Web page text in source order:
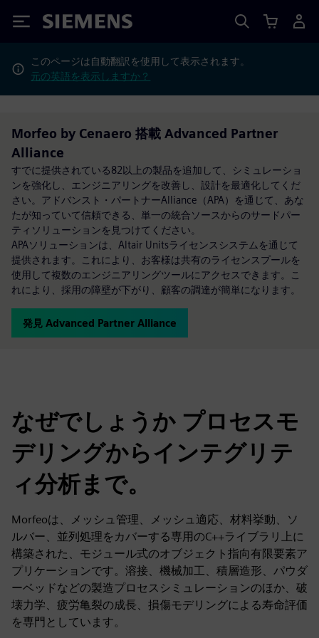
Siemens
このページは自動翻訳を使用して表示されます。
元の英語を表示しますか？
Morfeo by Cenaero 搭載 Advanced Partner
Alliance
すでに提供されている82以上の製品を追加して、シミュレーショ
ンを強化し、エンジニアリングを改善し、設計を最適化してくだ
さい。アドバンスト・パートナーAlliance（APA）を通じて、あな
たが知っていて信頼できる、単一の統合ソースからのサードパー
ティソリューションを見つけてください。
APAソリューションは、Altair Unitsライセンスシステムを通じて
提供されます。これにより、お客様は共有のライセンスプールを
使用して複数のエンジニアリングツールにアクセスできます。こ
れにより、採用の障壁が下がり、顧客の調達が簡単になります。
発見 Advanced Partner Alliance
なぜでしょうか プロセスモ
デリングからインテグリテ
ィ分析まで。
Morfeoは、メッシュ管理、メッシュ適応、材料挙動、ソ
ルバー、並列処理をカバーする専用のC++ライブラリ上に
構築された、モジュール式のオブジェクト指向有限要素ア
プリケーションです。溶接、機械加工、積層造形、パウダ
ーベッドなどの製造プロセスシミュレーションのほか、破
壊力学、疲労亀裂の成長、損傷モデリングによる寿命評価
を専門としています。